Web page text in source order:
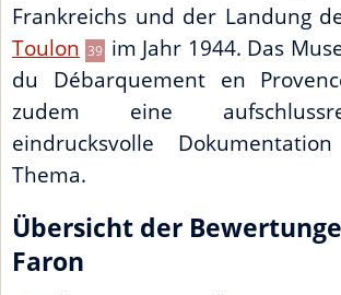
Frankreichs und der Landung
Toulon 39 im Jahr 1944. Das
du Débarquement en
zudem eine
eindrucksvolle
Thema.
Übersicht der
Faron